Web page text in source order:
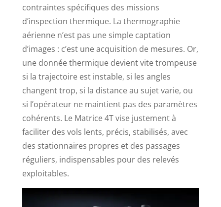
contraintes spécifiques des missions
d’inspection thermique. La thermographie
aérienne n’est pas une simple captation
d’images : c’est une acquisition de mesures. Or,
une donnée thermique devient vite trompeuse
si la trajectoire est instable, si les angles
changent trop, si la distance au sujet varie, ou
si l’opérateur ne maintient pas des paramètres
cohérents. Le Matrice 4T vise justement à
faciliter des vols lents, précis, stabilisés, avec
des stationnaires propres et des passages
réguliers, indispensables pour des relevés
exploitables.